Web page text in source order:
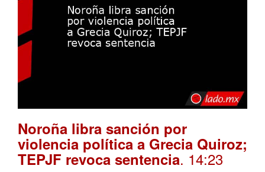
Noroña libra sanción por
violencia política a Grecia Quiroz;
TEPJF revoca sentencia. 14:23